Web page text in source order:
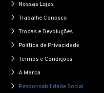
Nossas Lojas
Trabalhe Conosco
Trocas e Devoluções
Política de Privacidade
Termos e Condições
A Marca
Responsabilidade Social